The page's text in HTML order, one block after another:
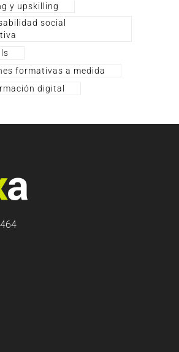
y upskilling
social
formativas a medida
digital